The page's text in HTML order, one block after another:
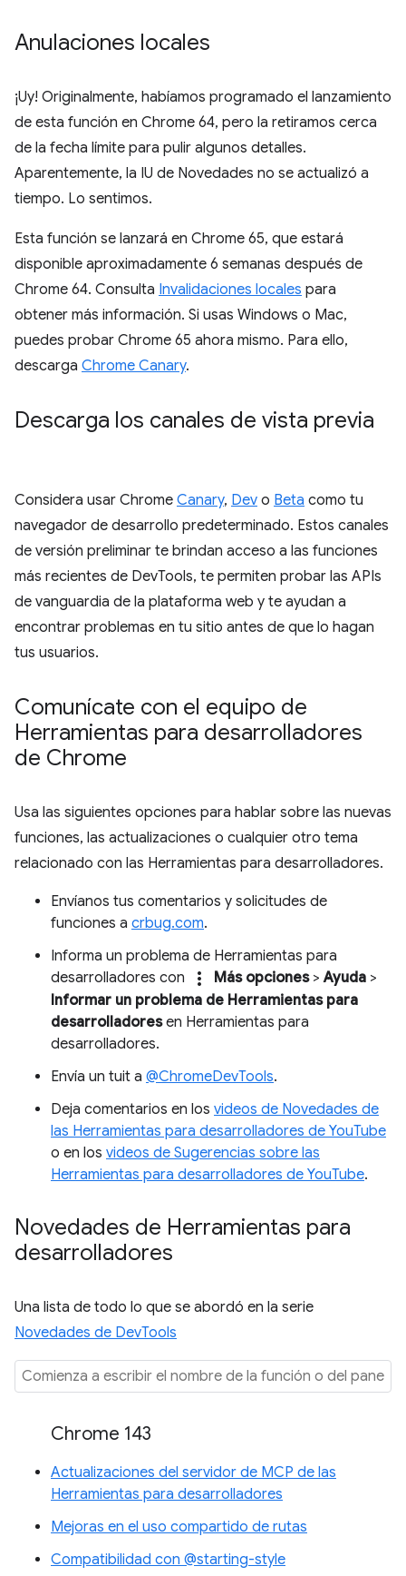
Anulaciones locales
¡Uy! Originalmente, habíamos programado el lanzamiento
de esta función en Chrome 64, pero la retiramos cerca
de la fecha límite para pulir algunos detalles.
Aparentemente, la IU de Novedades no se actualizó a
tiempo. Lo sentimos.
Esta función se lanzará en Chrome 65, que estará
disponible aproximadamente 6 semanas después de
Chrome 64. Consulta Invalidaciones locales para
obtener más información. Si usas Windows o Mac,
puedes probar Chrome 65 ahora mismo. Para ello,
descarga Chrome Canary.
Descarga los canales de vista previa
Considera usar Chrome Canary, Dev o Beta como tu
navegador de desarrollo predeterminado. Estos canales
de versión preliminar te brindan acceso a las funciones
más recientes de DevTools, te permiten probar las APIs
de vanguardia de la plataforma web y te ayudan a
encontrar problemas en tu sitio antes de que lo hagan
tus usuarios.
Comunícate con el equipo de
Herramientas para desarrolladores
de Chrome
Usa las siguientes opciones para hablar sobre las nuevas
funciones, las actualizaciones o cualquier otro tema
relacionado con las Herramientas para desarrolladores.
Envíanos tus comentarios y solicitudes de
funciones a crbug.com.
Informa un problema de Herramientas para
desarrolladores con
more_vert Más opciones>Ayuda >
Informar un problema de Herramientas para
desarrolladoresen Herramientas para
desarrolladores.
Envía un tuit a @ChromeDevTools.
Deja comentarios en los videos de Novedades de
las Herramientas para desarrolladores de YouTube
o en los videos de Sugerencias sobre las
Herramientas para desarrolladores de YouTube.
Novedades de Herramientas para
desarrolladores
Una lista de todo lo que se abordó en la serie
Novedades de DevTools
Chrome 143
Actualizaciones del servidor de MCP de las
Herramientas para desarrolladores
Mejoras en el uso compartido de rutas
Compatibilidad con @starting-style